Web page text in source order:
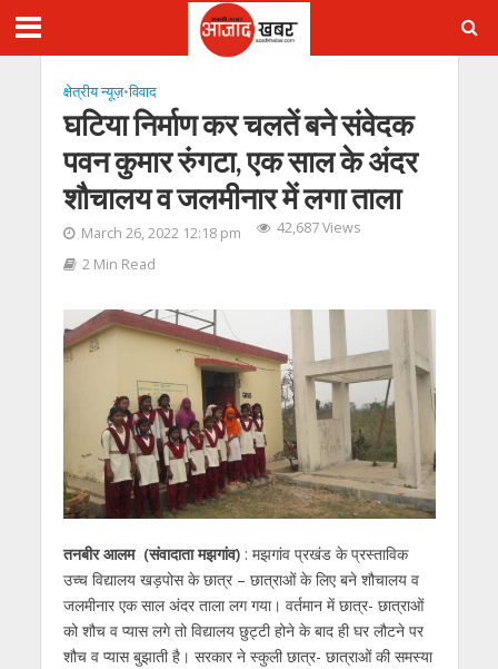
क्षेत्रीय न्यूज़•विवाद
घटिया निर्माण कर चलतें बने संवेदक
पवन कुमार रुंगटा, एक साल के अंदर
शौचालय व जलमीनार में लगा ताला
March 26, 2022 12:18 pm
42,687 Views
2 Min Read
तनबीर आलम (संवादाता मझगांव): मझगांव प्रखंड के प्रस्ताविक
उच्च विद्यालय खड़पोस के छात्र – छात्राओं के लिए बने शौचालय व
जलमीनार एक साल अंदर ताला लग गया। वर्तमान में छात्र- छात्राओं
को शौच व प्यास लगे तो विद्यालय छुट्टी होने के बाद ही घर लौटने पर
शौच व प्यास बुझाती है। सरकार ने स्कुली छात्र- छात्राओं की समस्या